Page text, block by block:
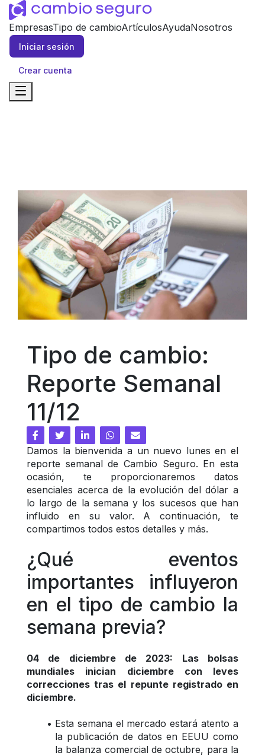
EmpresasTipo de cambioArtículosAyudaNosotros
Iniciar sesión
Crear cuenta
Tipo de cambio:
Reporte Semanal
11/12
Damos la bienvenida a un nuevo lunes en el
reporte semanal de Cambio Seguro. En esta
ocasión, te proporcionaremos datos
esenciales acerca de la evolución del dólar a
lo largo de la semana y los sucesos que han
influido en su valor. A continuación, te
compartimos todos estos detalles y más.
¿Qué eventos
importantes influyeron
en el tipo de cambio la
semana previa?
04 de diciembre de 2023: Las bolsas
mundiales inician diciembre con leves
correcciones tras el repunte registrado en
diciembre.
Esta semana el mercado estará atento a
la publicación de datos en EEUU como
la balanza comercial de octubre, para la